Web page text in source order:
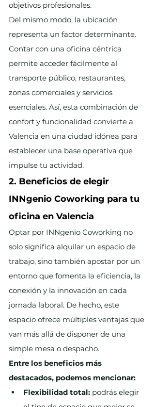
objetivos profesionales.
Del mismo modo, la ubicación
representa un factor determinante.
Contar con una oficina céntrica
permite acceder fácilmente al
transporte público, restaurantes,
zonas comerciales y servicios
esenciales. Así, esta combinación de
confort y funcionalidad convierte a
Valencia en una ciudad idónea para
establecer una base operativa que
impulse tu actividad.
2. Beneficios de elegir
INNgenio Coworking para tu
oficina en Valencia
Optar por INNgenio Coworking no
solo significa alquilar un espacio de
trabajo, sino también apostar por un
entorno que fomenta la eficiencia, la
conexión y la innovación en cada
jornada laboral. De hecho, este
espacio ofrece múltiples ventajas que
van más allá de disponer de una
simple mesa o despacho.
Entre los beneficios más
destacados, podemos mencionar:
Flexibilidad total: podrás elegir